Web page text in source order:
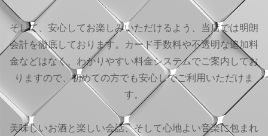
そして、安心してお楽しみいただけるよう、当店では明朗
会計を徹底しております。カード手数料や不透明な追加料
金などはなく、わかりやすい料金システムでご案内してお
りますので、初めての方でも安心してご利用いただけま
す。
美味しいお酒と楽しい会話、そして心地よい音楽に包まれ